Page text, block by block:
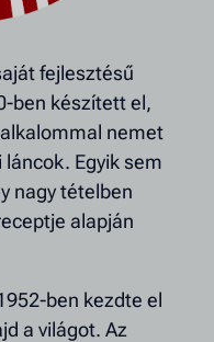
fejlesztésű
ben készített el,
nemet
Egyik sem
nagy tételben
alapján
ben kezdte el
a világot. Az